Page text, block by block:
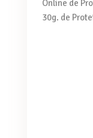
Online de
30g. de